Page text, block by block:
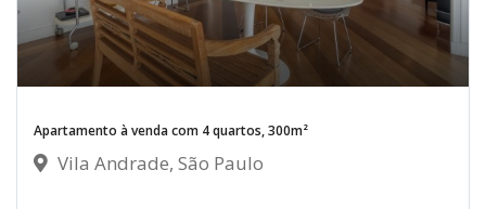
Apartamento à venda com 4 quartos, 300m²
Vila Andrade, São Paulo